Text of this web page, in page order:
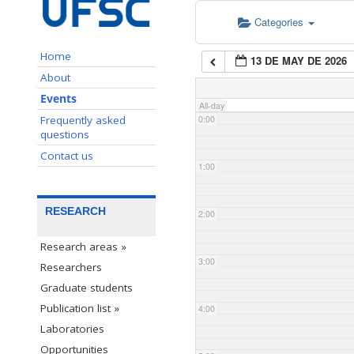
Home
About
Events
Frequently asked
questions
Contact us
RESEARCH
Research areas »
Researchers
Graduate students
Publication list »
Laboratories
Opportunities
Categories
13 DE MAY DE 2026
All-day
0:00
1:00
2:00
3:00
4:00